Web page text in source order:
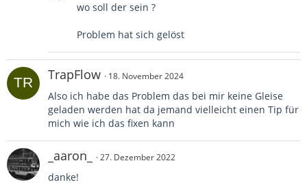
wo soll der sein ?
Problem hat sich gelöst
TrapFlow 18. November 2024
Also ich habe das Problem das bei mir keine Gleise
geladen werden hat da jemand vielleicht einen Tip für
mich wie ich das fixen kann
_aaron_ 27. Dezember 2022
danke!